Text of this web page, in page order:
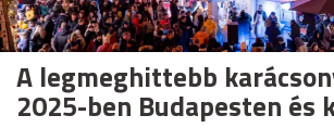
A legmeghittebb
2025-ben Budapesten és